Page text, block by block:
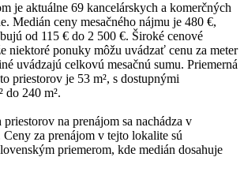
je aktuálne 69 kancelárskych a komerčných
Medián ceny mesačného nájmu je 480 €,
od 115 € do 2 500 €. Široké cenové
niektoré ponuky môžu uvádzať cenu za meter
uvádzajú celkovú mesačnú sumu. Priemerná
priestorov je 53 m², s dostupnými
do 240 m².
na prenájom sa nachádza v
za prenájom v tejto lokalite sú
priemerom, kde medián dosahuje